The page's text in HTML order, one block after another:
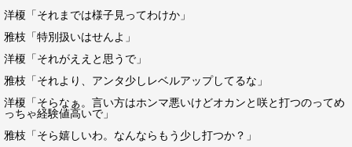
洋榎「それまでは様子見ってわけか」
雅枝「特別扱いはせんよ」
洋榎「それがええと思うで」
雅枝「それより、アンタ少しレベルアップしてるな」
洋榎「そらなぁ。言い方はホンマ悪いけどオカンと咲と打つのってめ
っちゃ経験値高いで」
雅枝「そら嬉しいわ。なんならもう少し打つか？」